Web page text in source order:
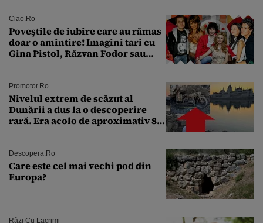
Ciao.ro
Poveştile de iubire care au rămas
doar o amintire! Imagini tari cu
Gina Pistol, Răzvan Fodor sau
Promotor.ro
Nivelul extrem de scăzut al
Dunării a dus la o descoperire
rară. Era acolo de aproximativ 80
Descopera.ro
Care este cel mai vechi pod din
Europa?
Râzi Cu Lacrimi